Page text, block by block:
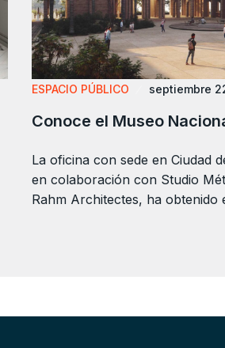
ESPACIO PÚBLICO septiembre
Conoce el Museo
La oficina con sede en Ciudad
en colaboración con Studio
Rahm Architectes, ha obtenido